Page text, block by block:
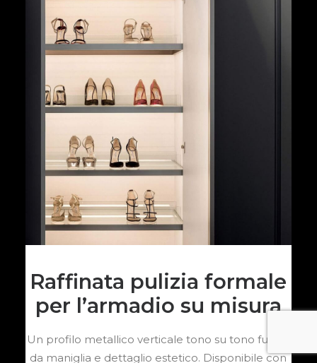
Raffinata pulizia formale
per l’armadio su misura
Un profilo metallico verticale tono su tono funge
da maniglia e dettaglio estetico. Disponibile con